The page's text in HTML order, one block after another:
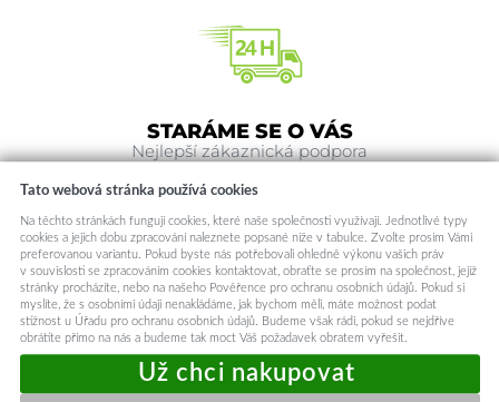
STARÁME SE O VÁS
Nejlepší zákaznická podpora
RYCHLE ODESÍLÁME
Odesíláme v den objednávky
Tato webová stránka používá cookies
Na těchto stránkách fungují cookies, které naše společnosti využívají. Jednotlivé typy
cookies a jejich dobu zpracování naleznete popsané níže v tabulce. Zvolte prosím Vámi
preferovanou variantu. Pokud byste nás potřebovali ohledně výkonu vašich práv
v souvislosti se zpracováním cookies kontaktovat, obraťte se prosím na společnost, jejíž
stránky procházíte, nebo na našeho Pověřence pro ochranu osobních údajů. Pokud si
myslíte, že s osobními údaji nenakládáme, jak bychom měli, máte možnost podat
stížnost u Úřadu pro ochranu osobních údajů. Budeme však rádi, pokud se nejdříve
obrátíte přímo na nás a budeme tak moct Váš požadavek obratem vyřešit.